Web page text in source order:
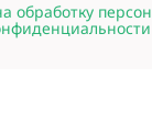
обработку